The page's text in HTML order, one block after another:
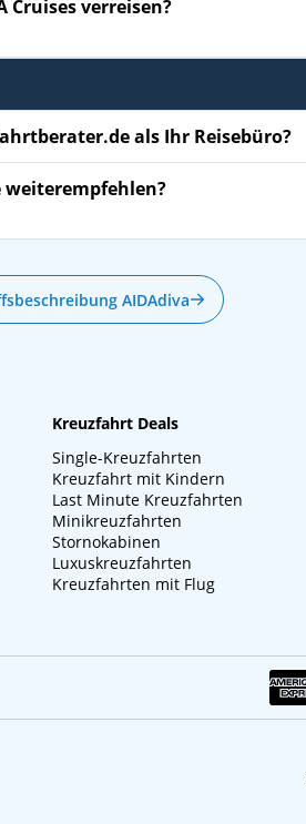
Cruises verreisen?
als Ihr Reisebüro?
AIDAdiva
Kreuzfahrt Deals
Single-Kreuzfahrten
Kreuzfahrt mit Kindern
Last Minute Kreuzfahrten
Minikreuzfahrten
Stornokabinen
Luxuskreuzfahrten
Kreuzfahrten mit Flug